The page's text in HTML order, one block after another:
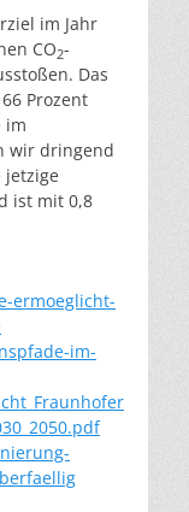
im Jahr
CO2-
Das
Prozent
im
wir dringend
jetzige
ist mit 0,8
ermoeglicht-
im-